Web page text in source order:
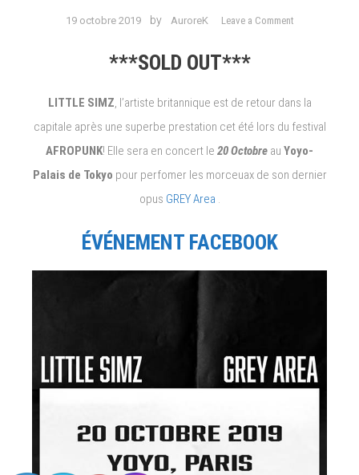
19 octobre 2019 by AuroreK Leave a Commenton
au
23
octobre:
Adigéry,
Lolo
***SOLD OUT***
LITTLE SIMZ, l’artiste britannique est de retour dans la
capitale après une superbe prestation cet été lors du festival
AFROPUNK! Elle sera en concert le 20 Octobre au Yoyo-
Palais de Tokyo pour perfomer les morceuax de son dernier
opus GREY Area .
ÉVÉNEMENT FACEBOOK